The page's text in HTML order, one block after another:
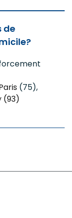
de
(75),
(93)